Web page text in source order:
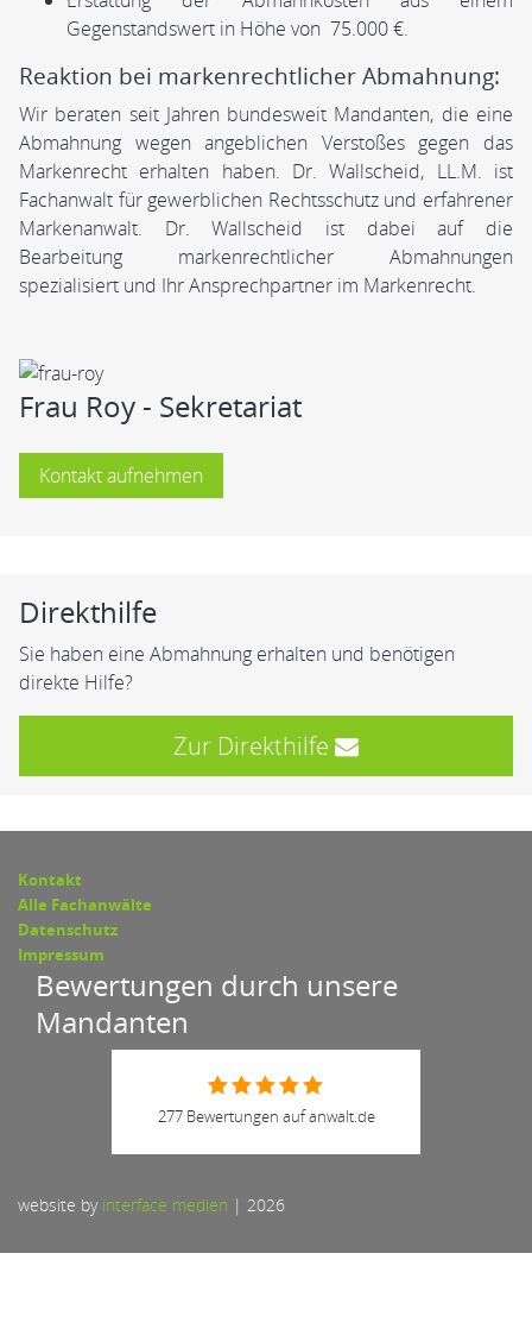
Gegenstandswert in Höhe von 75.000 €.
Reaktion bei markenrechtlicher Abmahnung:
Wir beraten seit Jahren bundesweit Mandanten, die eine
Abmahnung wegen angeblichen Verstoßes gegen das
Markenrecht erhalten haben. Dr. Wallscheid, LL.M. ist
Fachanwalt für gewerblichen Rechtsschutz und erfahrener
Markenanwalt. Dr. Wallscheid ist dabei auf die
Bearbeitung markenrechtlicher Abmahnungen
spezialisiert und Ihr Ansprechpartner im Markenrecht.
Frau Roy - Sekretariat
Kontakt aufnehmen
Direkthilfe
Sie haben eine Abmahnung erhalten und benötigen
direkte Hilfe?
Zur Direkthilfe
Kontakt
Alle Fachanwälte
Datenschutz
Impressum
Bewertungen durch unsere
Mandanten
277 Bewertungen auf anwalt.de
website by interface medien | 2026